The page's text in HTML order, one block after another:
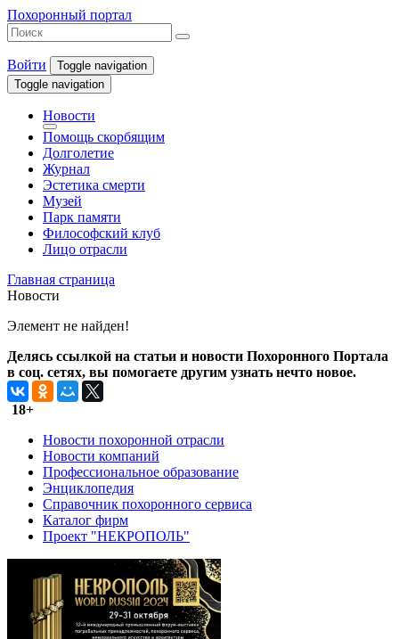
Похоронный портал
Войти
Toggle navigation
Toggle navigation
Новости
Помощь скорбящим
Долголетие
Журнал
Эстетика смерти
Музей
Парк памяти
Философский клуб
Лицо отрасли
Главная страница
Новости
Элемент не найден!
Делясь ссылкой на статьи и новости Похоронного Портала
в соц. сетях, вы помогаете другим узнать нечто новое.
18+
Новости похоронной отрасли
Новости компаний
Профессиональное образование
Энциклопедия
Справочник похоронного сервиса
Каталог фирм
Проект "НЕКРОПОЛЬ"